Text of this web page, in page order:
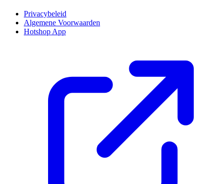
Privacybeleid
Algemene Voorwaarden
Hotshop App